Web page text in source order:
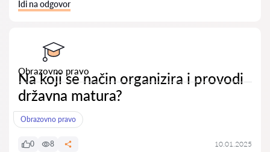
Idi na odgovor
Obrazovno pravo
Na koji se način organizira i provodi
državna matura?
Obrazovno pravo
0 8 10.01.2025